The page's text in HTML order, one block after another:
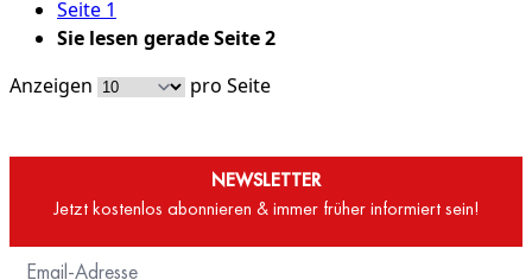
Seite 1
Sie lesen gerade Seite2
Anzeigen
pro Seite
NEWSLETTER
Jetzt kostenlos abonnieren & immer früher informiert sein!